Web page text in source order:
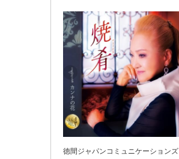
徳間ジャパンコミュニケーションズ